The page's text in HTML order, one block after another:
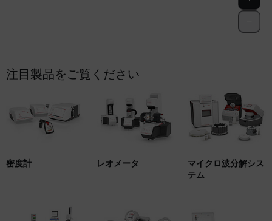
注目製品をご覧ください
密度計 レオメータ
マイクロ波分解シス
テム